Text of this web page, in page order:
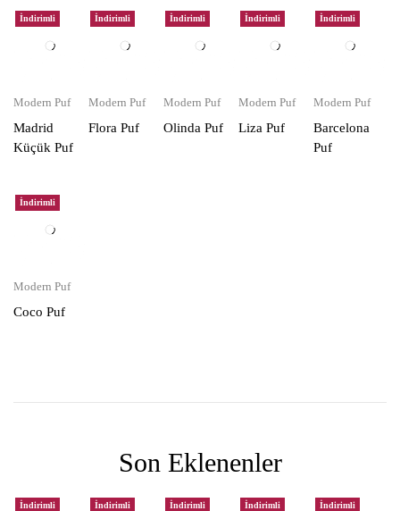
İndirimli
Modern Puf
Madrid
Küçük Puf
İndirimli
Modern Puf
Flora Puf
İndirimli
Modern Puf
Olinda Puf
İndirimli
Modern Puf
Liza Puf
İndirimli
Modern Puf
Barcelona
Puf
İndirimli
Modern Puf
Coco Puf
Son Eklenenler
İndirimli İndirimli İndirimli İndirimli İndirimli